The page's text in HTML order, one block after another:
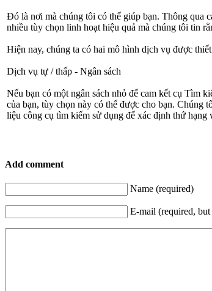
Đó là nơi mà chúng tôi có thể giúp bạn. Thông qua
nhiều tùy chọn linh hoạt hiệu quả mà chúng tôi tin
Hiện nay, chúng ta có hai mô hình dịch vụ được
Dịch vụ tự / thấp - Ngân sách
Nếu bạn có một ngân sách nhỏ để cam kết cụ Tìm
của bạn, tùy chọn này có thể được cho bạn. Chúng
liệu công cụ tìm kiếm sử dụng để xác định thứ hạng
Add comment
Name (required)
E-mail (required,